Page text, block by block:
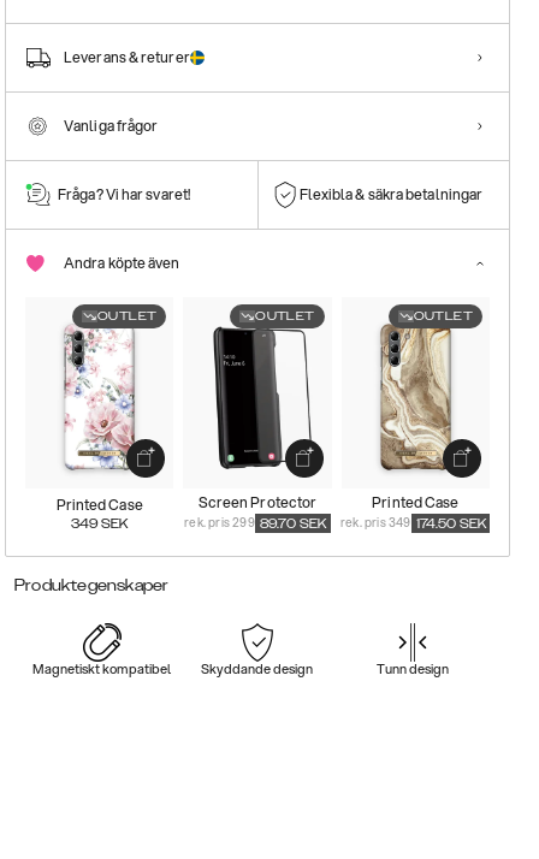
Leverans & returer
Vanliga frågor
Fråga? Vi har svaret! Flexibla & säkra betalningar
Andra köpte även
OUTLET
Printed Case
349 SEK
OUTLET
Screen Protector
rek. pris 299 89.70 SEK
OUTLET
Printed Case
rek. pris 349 174.50 SEK
Produktegenskaper
Magnetiskt kompatibel Skyddande design Tunn design